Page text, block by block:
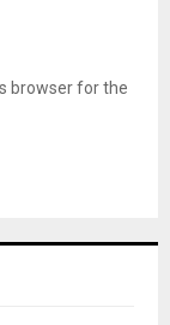
browser for the